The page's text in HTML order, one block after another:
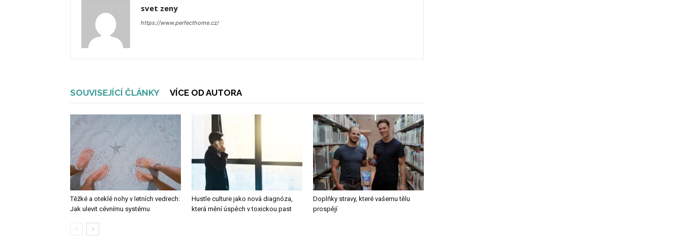
svet zeny
https://www.perfecthome.cz/
SOUVISEJÍCÍ ČLÁNKY VÍCE OD AUTORA
Těžké a oteklé nohy v letních vedrech:
Jak ulevit cévnímu systému
Hustle culture jako nová diagnóza,
která mění úspěch v toxickou past
Doplňky stravy, které vašemu tělu
prospějí